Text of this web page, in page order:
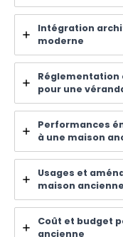
Intégration
moderne
pour une
Performances
à une maison
Usages et
maison ancienne
Coût et budget
ancienne